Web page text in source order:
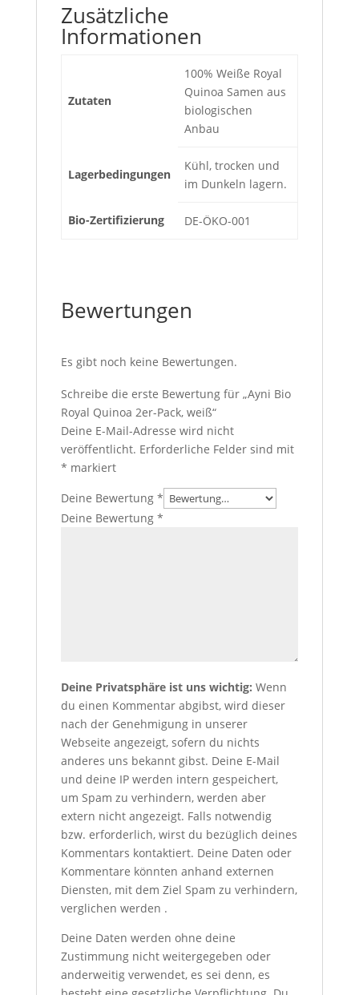
Zusätzliche
Informationen
Zutaten
100% Weiße Royal
Quinoa Samen aus
biologischen
Anbau
Lagerbedingungen
Kühl, trocken und
im Dunkeln lagern.
Bio-Zertifizierung DE-ÖKO-001
Bewertungen
Es gibt noch keine Bewertungen.
Schreibe die erste Bewertung für „Ayni Bio
Royal Quinoa 2er-Pack, weiß“
Deine E-Mail-Adresse wird nicht
veröffentlicht. Erforderliche Felder sind mit
* markiert
Deine Bewertung *
Deine Bewertung *
Deine Privatsphäre ist uns wichtig: Wenn
du einen Kommentar abgibst, wird dieser
nach der Genehmigung in unserer
Webseite angezeigt, sofern du nichts
anderes uns bekannt gibst. Deine E-Mail
und deine IP werden intern gespeichert,
um Spam zu verhindern, werden aber
extern nicht angezeigt. Falls notwendig
bzw. erforderlich, wirst du bezüglich deines
Kommentars kontaktiert. Deine Daten oder
Kommentare könnten anhand externen
Diensten, mit dem Ziel Spam zu verhindern,
verglichen werden .
Deine Daten werden ohne deine
Zustimmung nicht weitergegeben oder
anderweitig verwendet, es sei denn, es